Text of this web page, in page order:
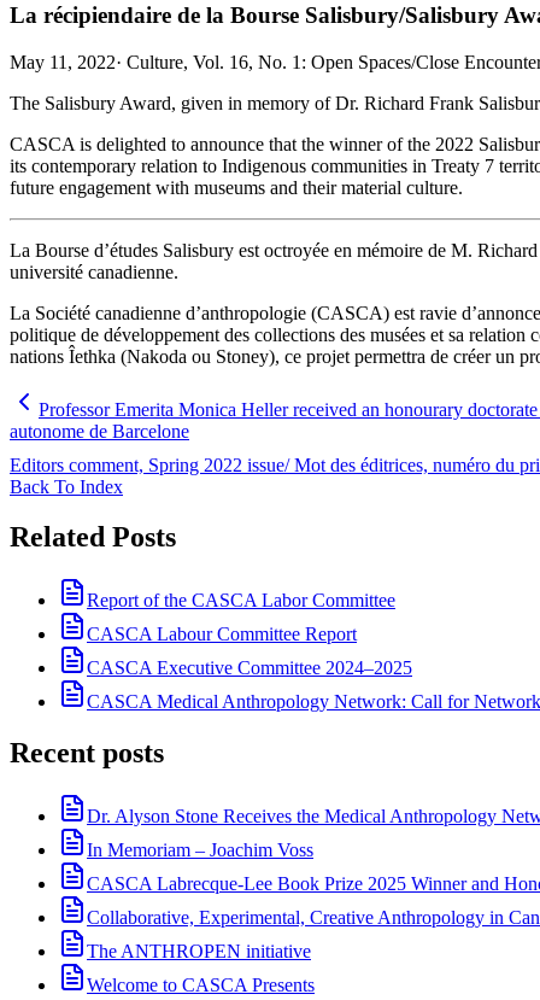
La récipiendaire de la Bourse Salisbury/Salisbury
May 11, 2022· Culture, Vol. 16, No. 1: Open Spaces/Close
The Salisbury Award, given in memory of Dr. Richard Frank
CASCA is delighted to announce that the winner of the 2022
its contemporary relation to Indigenous communities in Treaty 7
future engagement with museums and their material culture.
La Bourse d’études Salisbury est octroyée en mémoire de M.
université canadienne.
La Société canadienne d’anthropologie (CASCA) est ravie
politique de développement des collections des musées et sa
nations Îethka (Nakoda ou Stoney), ce projet permettra de créer un
Professor Emerita Monica Heller received an honourary
autonome de Barcelone
Editors comment, Spring 2022 issue/ Mot des éditrices, numéro du
Back To Index
Related Posts
Report of the CASCA Labor Committee
CASCA Labour Committee Report
CASCA Executive Committee 2024–2025
CASCA Medical Anthropology Network: Call for
Recent posts
Dr. Alyson Stone Receives the Medical Anthropology
In Memoriam – Joachim Voss
CASCA Labrecque-Lee Book Prize 2025 Winner and
Collaborative, Experimental, Creative Anthropology in
The ANTHROPEN initiative
Welcome to CASCA Presents